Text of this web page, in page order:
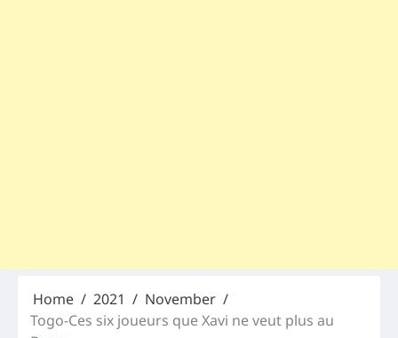
Home 2021
November
Togo-Ces six joueurs que Xavi ne veut plus au